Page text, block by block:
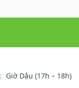
; Giờ Dậu (17h – 18h)